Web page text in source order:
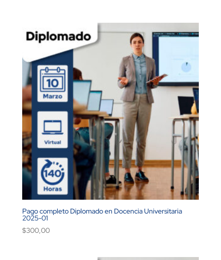
Pago completo Diplomado en Docencia Universitaria
2025-01
$300,00